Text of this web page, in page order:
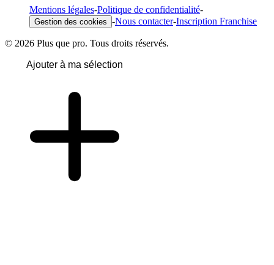
Mentions légales-Politique de confidentialité-
Gestion des cookies -Nous contacter-Inscription Franchise
© 2026 Plus que pro. Tous droits réservés.
Ajouter à ma sélection